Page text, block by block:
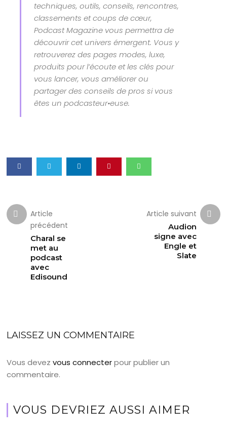
techniques, outils, conseils, rencontres,
classements et coups de cœur,
Podcast Magazine vous permettra de
découvrir cet univers émergent. Vous y
retrouverez des pages modes, luxe,
produits pour l’écoute et les clés pour
vous lancer, vous améliorer ou
partager des conseils de pros si vous
êtes un podcasteur•euse.
Article
précédent
Charal se
met au
podcast
avec
Edisound
Article suivant
Audion
signe avec
Engle et
Slate
LAISSEZ UN COMMENTAIRE
Vous devezvous connecterpour publier un
commentaire.
VOUS DEVRIEZ AUSSI AIMER